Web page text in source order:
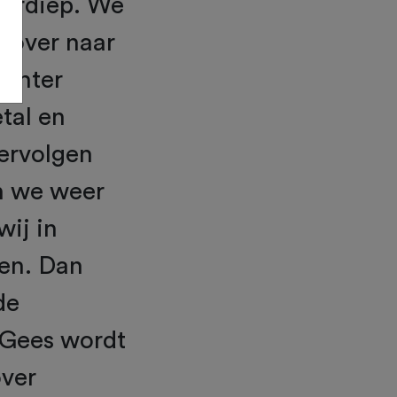
We
over naar
en
we weer
in
Dan
wordt